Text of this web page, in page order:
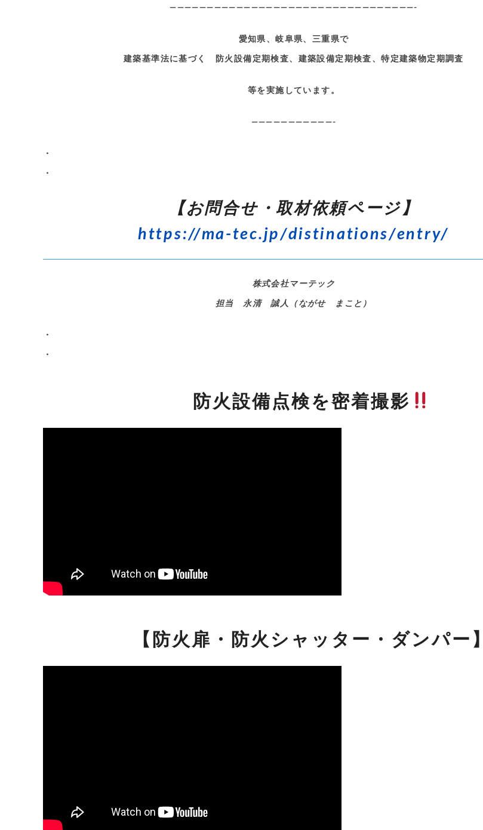
—————————————————————————————————-
愛知県、岐阜県、三重県で
建築基準法に基づく 防火設備定期検査、建築設備定期検査、特定建築物定期調査
等を実施しています。
———————————-
・
・
【お問合せ・取材依頼ページ】
https://ma-tec.jp/distinations/entry/
株式会社マーテック
担当 永清 誠人（ながせ まこと）
・
・
防火設備点検を密着撮影
【防火扉・防火シャッター・ダンパー】